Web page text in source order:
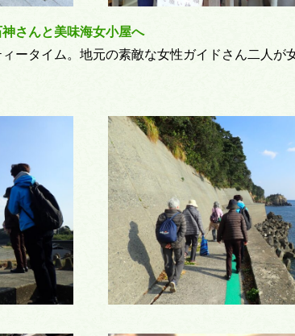
さんと美味海女小屋へ
ータイム。地元の素敵な女性ガイドさん二人